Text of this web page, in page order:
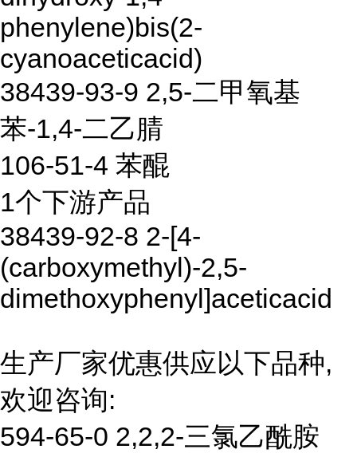
phenylene)bis(2-
cyanoaceticacid)
38439-93-9 2,5-二甲氧基
苯-1,4-二乙腈
106-51-4 苯醌
1个下游产品
38439-92-8 2-[4-
(carboxymethyl)-2,5-
dimethoxyphenyl]aceticacid
生产厂家优惠供应以下品种,
欢迎咨询:
594-65-0 2,2,2-三氯乙酰胺